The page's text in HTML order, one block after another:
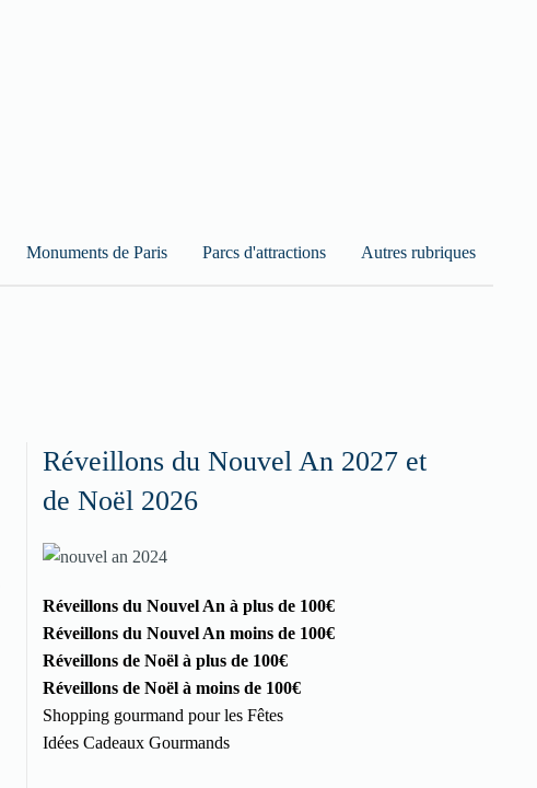
Monuments de Paris Parcs d'attractions Autres rubriques
Réveillons du Nouvel An 2027 et
de Noël 2026
Réveillons du Nouvel An à plus de 100€
Réveillons du Nouvel An moins de 100€
Réveillons de Noël à plus de 100€
Réveillons de Noël à moins de 100€
Shopping gourmand pour les Fêtes
Idées Cadeaux Gourmands